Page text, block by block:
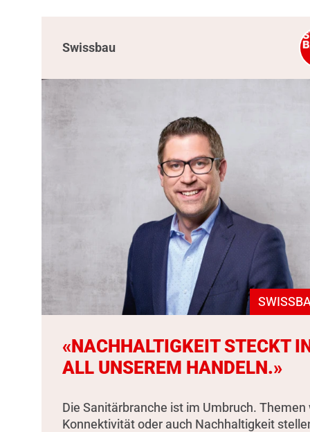
Swissbau
«NACHHALTIGKEIT STECKT
ALL UNSEREM HANDELN.»
Die Sanitärbranche ist im Umbruch. Themen
Konnektivität oder auch Nachhaltigkeit